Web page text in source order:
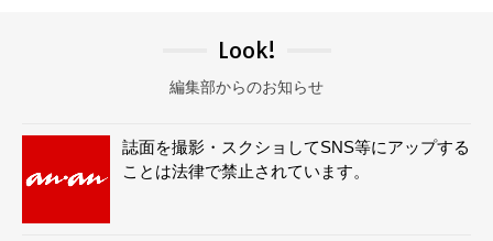
Look!
編集部からのお知らせ
誌面を撮影・スクショしてSNS等にアップする
ことは法律で禁止されています。